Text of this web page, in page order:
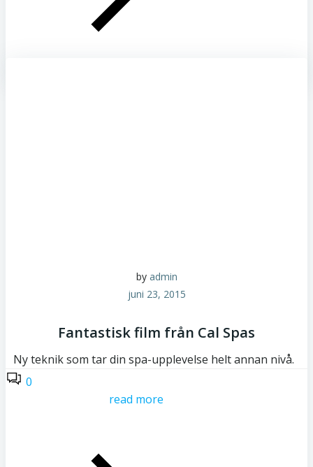
by admin
juni 23, 2015
Fantastisk film från Cal Spas
Ny teknik som tar din spa-upplevelse helt annan nivå.
0
read more